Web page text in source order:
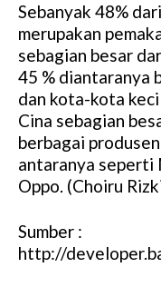
Sebanyak 48%
merupakan
sebagian besar
45 % diantaranya
dan kota-kota
Cina sebagian
berbagai
antaranya seperti
Oppo. (Choiru
Sumber :
http://